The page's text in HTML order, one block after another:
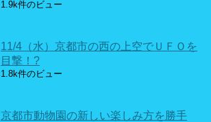
1.9k件のビュー
11/4（水）京都市の西の上空でＵＦＯを
目撃！?
1.8k件のビュー
京都市動物園の新しい楽しみ方を勝手